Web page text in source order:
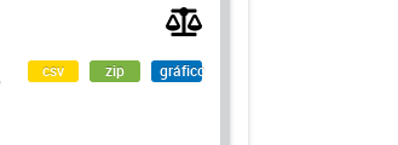
csv zip gráfico